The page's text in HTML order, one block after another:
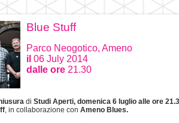
Blue Stuff
Parco Neogotico, Ameno
il 06 July 2014
dalle ore21.30
di Studi Aperti, domenica 6 luglio alle ore
, in collaborazione con Ameno Blues.